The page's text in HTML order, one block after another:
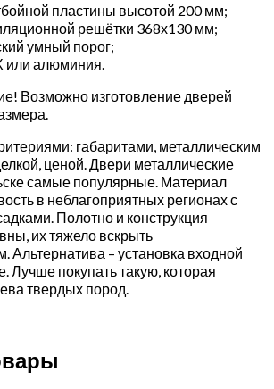
пластины высотой 200 мм;
решётки 368х130 мм;
умный порог;
или алюминия.
Возможно изготовление дверей
габаритами, металлическим
ценой. Двери металлические
самые популярные. Материал
в неблагоприятных регионах с
Полотно и конструкция
их тяжело вскрыть
– установка входной
Лучше покупать такую, которая
твердых пород.